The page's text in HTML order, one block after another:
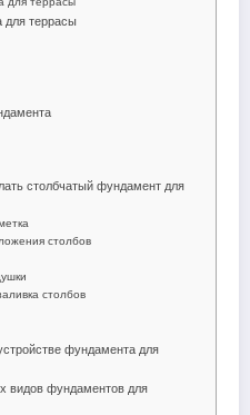
террасы
столбчатый фундамент для
столбов
столбов
фундамента для
видов фундаментов для